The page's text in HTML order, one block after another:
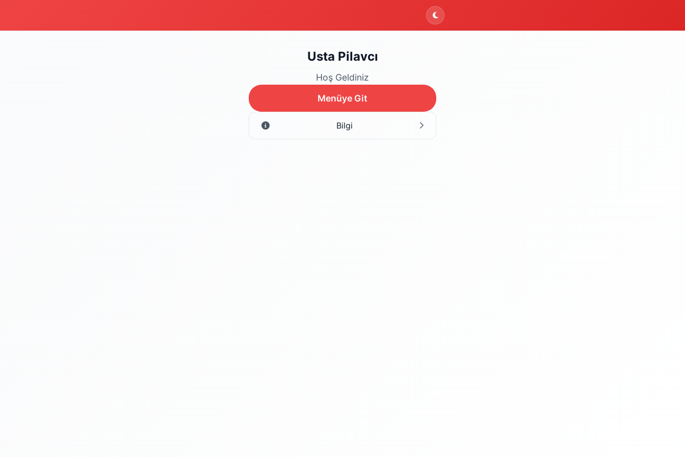
Usta Pilavcı
Hoş Geldiniz
Menüye Git
Bilgi